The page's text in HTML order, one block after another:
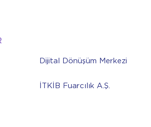
Dijital Dönüşüm Merkezi
İTKİB Fuarcılık A.Ş.